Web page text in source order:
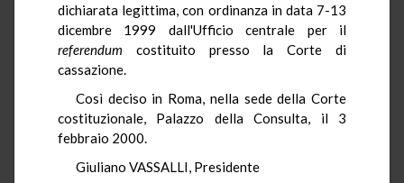
dichiarata legittima, con ordinanza in data 7-13
dicembre 1999 dall'Ufficio centrale per il
referendum costituito presso la Corte di
cassazione.
Così deciso in Roma, nella sede della Corte
costituzionale, Palazzo della Consulta, il 3
febbraio 2000.
Giuliano VASSALLI, Presidente